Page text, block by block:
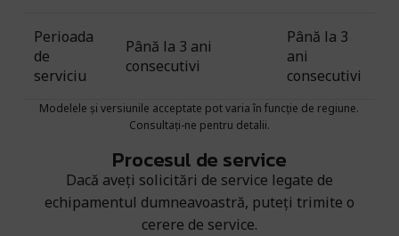
Perioada
de
serviciu
Până la 3 ani
consecutivi
Până la 3
ani
consecutivi
Modelele și versiunile acceptate pot varia în funcție de regiune.
Consultați-ne pentru detalii.
Procesul de service
Dacă aveți solicitări de service legate de
echipamentul dumneavoastră, puteți trimite o
cerere de service.